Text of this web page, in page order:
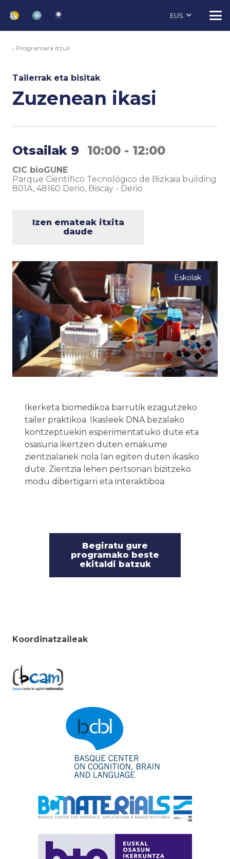
EUS
‹ Programara itzuli
Tailerrak eta bisitak
Zuzenean ikasi
Otsailak 9 10:00 - 12:00
CIC bioGUNE
Parque Científico Tecnológico de Bizkaia building
801A, 48160 Derio, Biscay - Derio
Izen emateak itxita
daude
Eskolak
Ikerketa biomedikoa barrutik ezagutzeko
tailer praktikoa. Ikasleek DNA bezalako
kontzeptuekin esperimentatuko dute eta
osasuna ikertzen duten emakume
zientzialariek nola lan egiten duten ikasiko
dute. Zientzia lehen pertsonan bizitzeko
modu dibertigarri eta interaktiboa.
Begiratu gure
programako beste
ekitaldi batzuk
Koordinatzaileak